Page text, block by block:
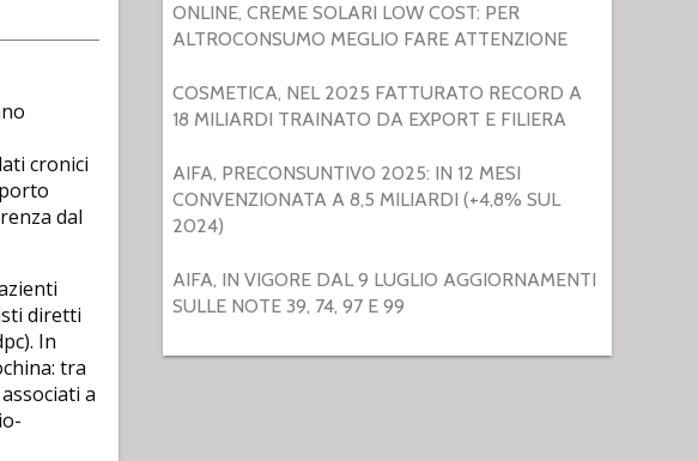
cronici
dal
diretti
In
tra
a
ONLINE, CREME SOLARI LOW COST: PER
ALTROCONSUMO MEGLIO FARE ATTENZIONE
COSMETICA, NEL 2025 FATTURATO RECORD A
18 MILIARDI TRAINATO DA EXPORT E FILIERA
AIFA, PRECONSUNTIVO 2025: IN 12 MESI
CONVENZIONATA A 8,5 MILIARDI (+4,8% SUL
2024)
AIFA, IN VIGORE DAL 9 LUGLIO AGGIORNAMENTI
SULLE NOTE 39, 74, 97 E 99